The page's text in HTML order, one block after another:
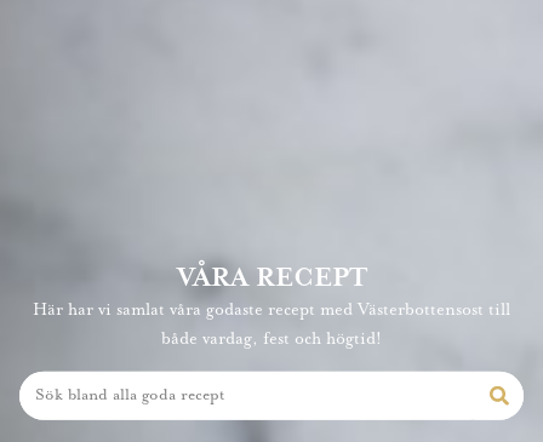
VÅRA RECEPT
Här har vi samlat våra godaste recept med Västerbottensost till
både vardag, fest och högtid!